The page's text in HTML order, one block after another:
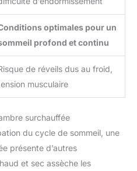
multiples: la prise du
contrôleur de température
numérique peut contrôler
intelligemment la
température et le temps. Il
le chauffage mural des
ménages et dans dautres
aquariums, des radiateurs
climatiseurs mobiles et du
contrôle intelligent de
laquaculture.
verrouillage enfant, mémoire
d'usine
optimales pour un
profond et continu
de réveils dus au froid,
musculaire
surchauffée
du cycle de sommeil, une
présente d’autres
et sec assèche les